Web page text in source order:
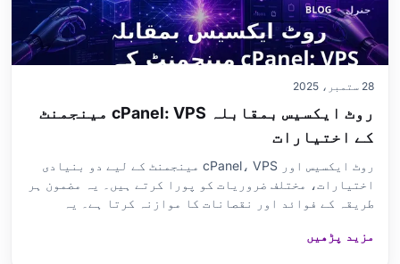
28 ستمبر، 2025
روٹ ایکسیس بمقابلہ cPanel: VPS مینجمنٹ
کے اختیارات
روٹ ایکسیس اور cPanel، VPS مینجمنٹ کے لیے دو بنیادی
اختیارات، مختلف ضروریات کو پورا کرتے ہیں۔ یہ مضمون ہر
طریقہ کے فوائد اور نقصانات کا موازنہ کرتا ہے۔ یہ
مزید پڑھیں